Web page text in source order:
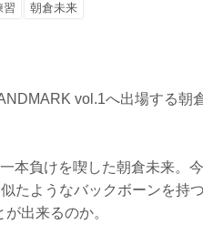
習 朝倉未来
vol.1へ出場する朝
本負けを喫した朝倉未来。
たようなバックボーンを持
出来るのか。